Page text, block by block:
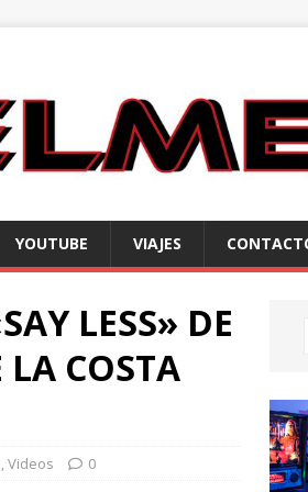
YOUTUBE VIAJES
LESS» DE
COSTA
,Videos 0